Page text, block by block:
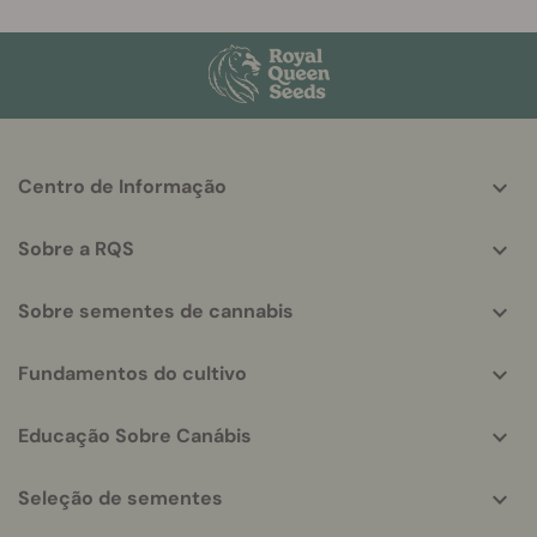
helpful
Centro de Informação
Sobre a RQS
Sobre sementes de cannabis
Fundamentos do cultivo
Educação Sobre Canábis
Seleção de sementes